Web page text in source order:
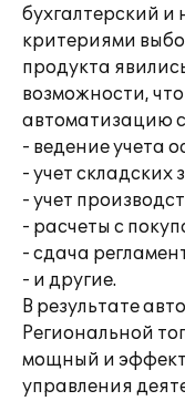
бухгалтерский и
критериями
продукта
возможности,
автоматизацию
- ведение учета
- учет складских
- учет
- расчеты с
- сдача
- и другие.
В результате
Региональной
мощный и
управления